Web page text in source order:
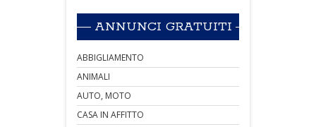
ANNUNCI GRATUITI
ABBIGLIAMENTO
ANIMALI
AUTO, MOTO
CASA IN AFFITTO